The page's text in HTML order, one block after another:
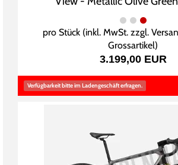
pro Stück (inkl. MwSt. zzgl.
Grossartikel)
3.199,00 EUR
Verfügbarkeit bitte im Ladengeschäft erfragen.